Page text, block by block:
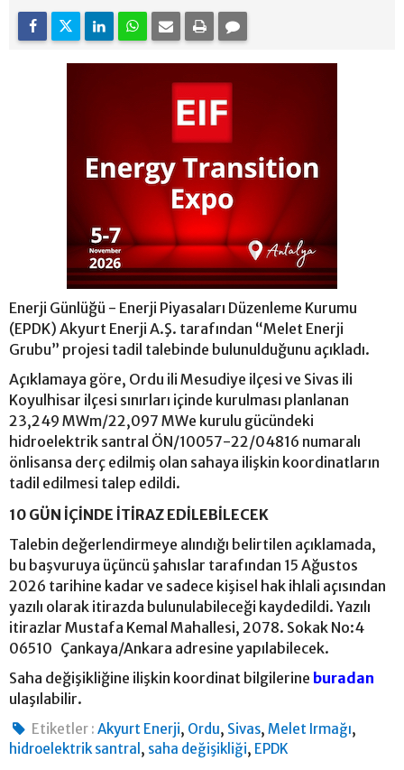
Enerji Günlüğü - Enerji Piyasaları Düzenleme Kurumu
(EPDK) Akyurt Enerji A.Ş. tarafından “Melet Enerji
Grubu” projesi tadil talebinde bulunulduğunu açıkladı.
Açıklamaya göre, Ordu ili Mesudiye ilçesi ve Sivas ili
Koyulhisar ilçesi sınırları içinde kurulması planlanan
23,249 MWm/22,097 MWe kurulu gücündeki
hidroelektrik santral ÖN/10057-22/04816 numaralı
önlisansa derç edilmiş olan sahaya ilişkin koordinatların
tadil edilmesi talep edildi.
10 GÜN İÇİNDE İTİRAZ EDİLEBİLECEK
Talebin değerlendirmeye alındığı belirtilen açıklamada,
bu başvuruya üçüncü şahıslar tarafından 15 Ağustos
2026 tarihine kadar ve sadece kişisel hak ihlali açısından
yazılı olarak itirazda bulunulabileceği kaydedildi. Yazılı
itirazlar Mustafa Kemal Mahallesi, 2078. Sokak No:4
06510 Çankaya/Ankara adresine yapılabilecek.
Saha değişikliğine ilişkin koordinat bilgilerine buradan
ulaşılabilir.
Etiketler : Akyurt Enerji, Ordu, Sivas,Melet Irmağı,
hidroelektrik santral , saha değişikliği, EPDK